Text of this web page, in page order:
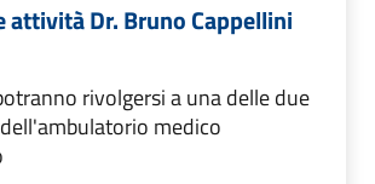
attività Dr. Bruno Cappellini
rivolgersi a una delle due
medico